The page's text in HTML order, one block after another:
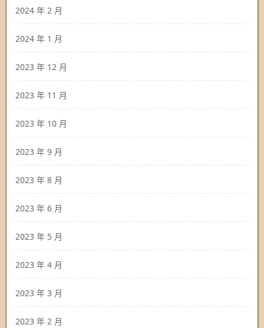
2024 年 2 月
2024 年 1 月
2023 年 12 月
2023 年 11 月
2023 年 10 月
2023 年 9 月
2023 年 8 月
2023 年 6 月
2023 年 5 月
2023 年 4 月
2023 年 3 月
2023 年 2 月